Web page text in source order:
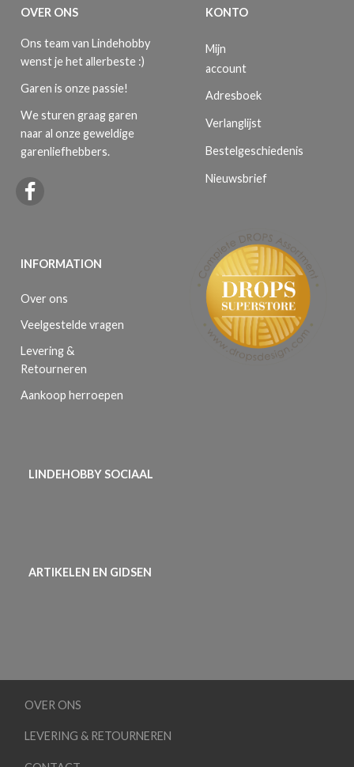
OVER ONS
Ons team van Lindehobby
wenst je het allerbeste :)
Garen is onze passie!
We sturen graag garen
naar al onze geweldige
garenliefhebbers.
INFORMATION
Over ons
Veelgestelde vragen
Levering &
Retourneren
Aankoop herroepen
KONTO
Mijn
account
Adresboek
Verlanglijst
Bestelgeschiedenis
Nieuwsbrief
LINDEHOBBY SOCIAAL
ARTIKELEN EN GIDSEN
OVER ONS
LEVERING & RETOURNEREN